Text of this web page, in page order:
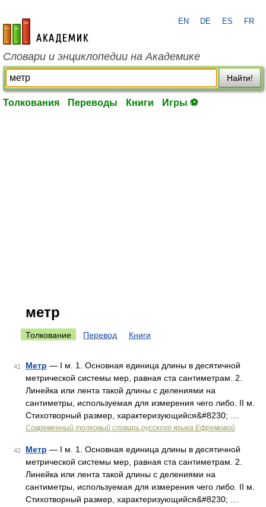
academic.ru
EN DE ES FR
Словари и энциклопедии на Академике
Найти!
Толкования Переводы Книги Игры ⚽
метр
Толкование Перевод Книги
41 Метр — I м. 1. Основная единица длины в десятичной
метрической системы мер, равная ста сантиметрам. 2.
Линейка или лента такой длины с делениями на
сантиметры, используемая для измерения чего либо. II м.
Стихотворный размер, характеризующийся&#8230; …
Современный толковый словарь русского языка Ефремовой
42 Метр — I м. 1. Основная единица длины в десятичной
метрической системы мер, равная ста сантиметрам. 2.
Линейка или лента такой длины с делениями на
сантиметры, используемая для измерения чего либо. II м.
Стихотворный размер, характеризующийся&#8230; …